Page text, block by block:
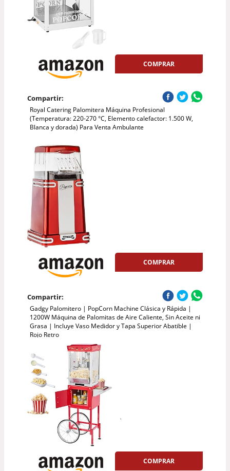
COMPRAR
Compartir:
Royal Catering Palomitera Máquina Profesional
(Temperatura: 220-270 °C, Elemento calefactor: 1.500 W,
Blanca y dorada) Para Venta Ambulante
COMPRAR
Compartir:
Gadgy Palomitero | PopCorn Machine Clásica y Rápida |
1200W Máquina de Palomitas de Aire Caliente, Sin Aceite ni
Grasa | Incluye Vaso Medidor y Tapa Superior Abatible |
Rojo Retro
COMPRAR